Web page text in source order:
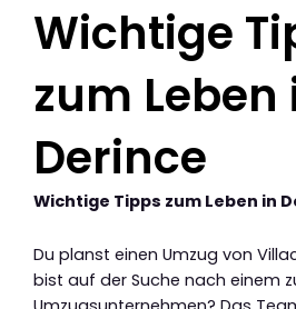
Wichtige
zum Leben
Derince
Wichtige Tipps zum Leben in
Du planst einen Umzug von
bist auf der Suche nach einem